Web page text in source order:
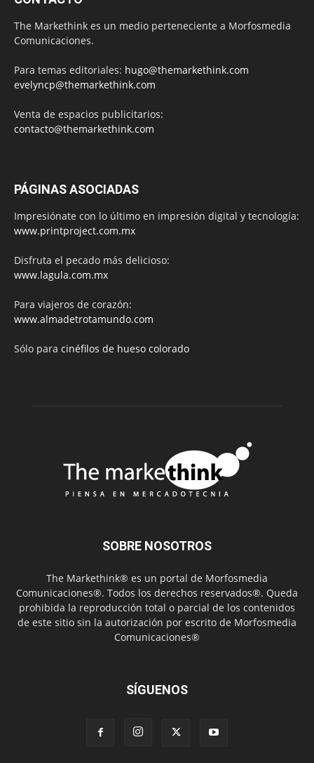
The Markethink es un medio perteneciente a Morfosmedia
Comunicaciones.
Para temas editoriales: hugo@themarkethink.com
evelyncp@themarkethink.com
Venta de espacios publicitarios:
contacto@themarkethink.com
PÁGINAS ASOCIADAS
Impresiónate con lo último en impresión digital y tecnología:
www.printproject.com.mx
Disfruta el pecado más delicioso:
www.lagula.com.mx
Para viajeros de corazón:
www.almadetrotamundo.com
Sólo para cinéfilos de hueso colorado
SOBRE NOSOTROS
The Markethink® es un portal de Morfosmedia
Comunicaciones®. Todos los derechos reservados®. Queda
prohibida la reproducción total o parcial de los contenidos
de este sitio sin la autorización por escrito de Morfosmedia
Comunicaciones®
SÍGUENOS